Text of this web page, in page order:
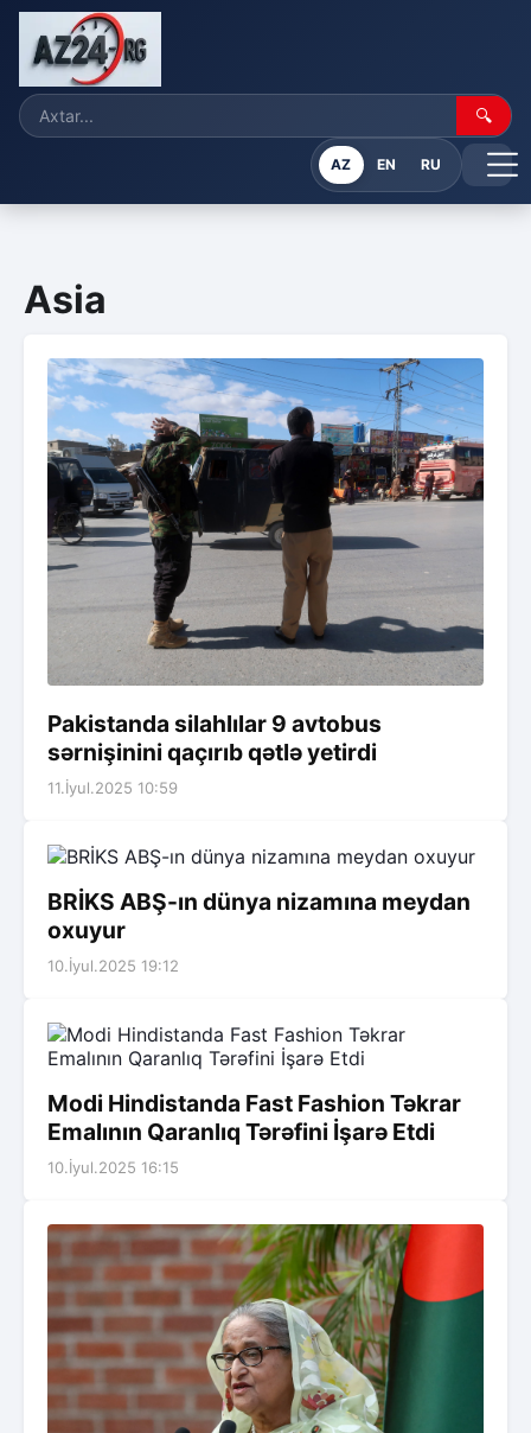
🔍
AZ EN RU
Asia
Pakistanda silahlılar 9 avtobus
sərnişinini qaçırıb qətlə yetirdi
11.İyul.2025 10:59
BRİKS ABŞ-ın dünya nizamına meydan
oxuyur
10.İyul.2025 19:12
Modi Hindistanda Fast Fashion Təkrar
Emalının Qaranlıq Tərəfini İşarə Etdi
10.İyul.2025 16:15